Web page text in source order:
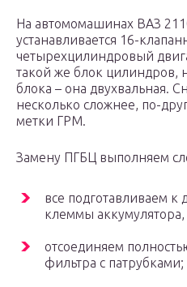
На автомомашинах ВАЗ
устанавливается 16-
четырехцилиндровый
такой же блок цилиндров,
блока – она двухвальная.
несколько сложнее, по-
метки ГРМ.
Замену ПГБЦ выполняем
все подготавливаем
клеммы аккумулятора,
отсоединяем
фильтра с патрубками;